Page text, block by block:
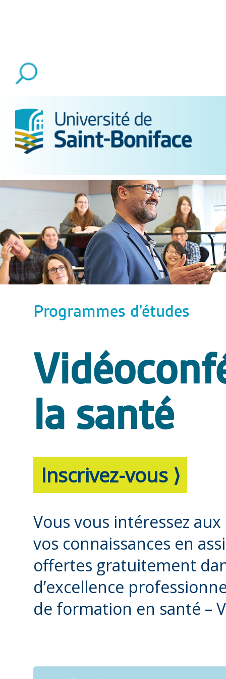
Programmes d'études
la santé
Inscrivez-vous ⟩
Vous vous intéressez
vos connaissances en
offertes gratuitement
d’excellence
de formation en santé –